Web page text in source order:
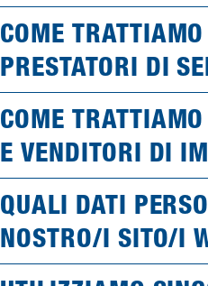
COME
PRESTATORI DI
COME
E VENDITORI DI
QUALI DATI
NOSTRO/I SITO/I